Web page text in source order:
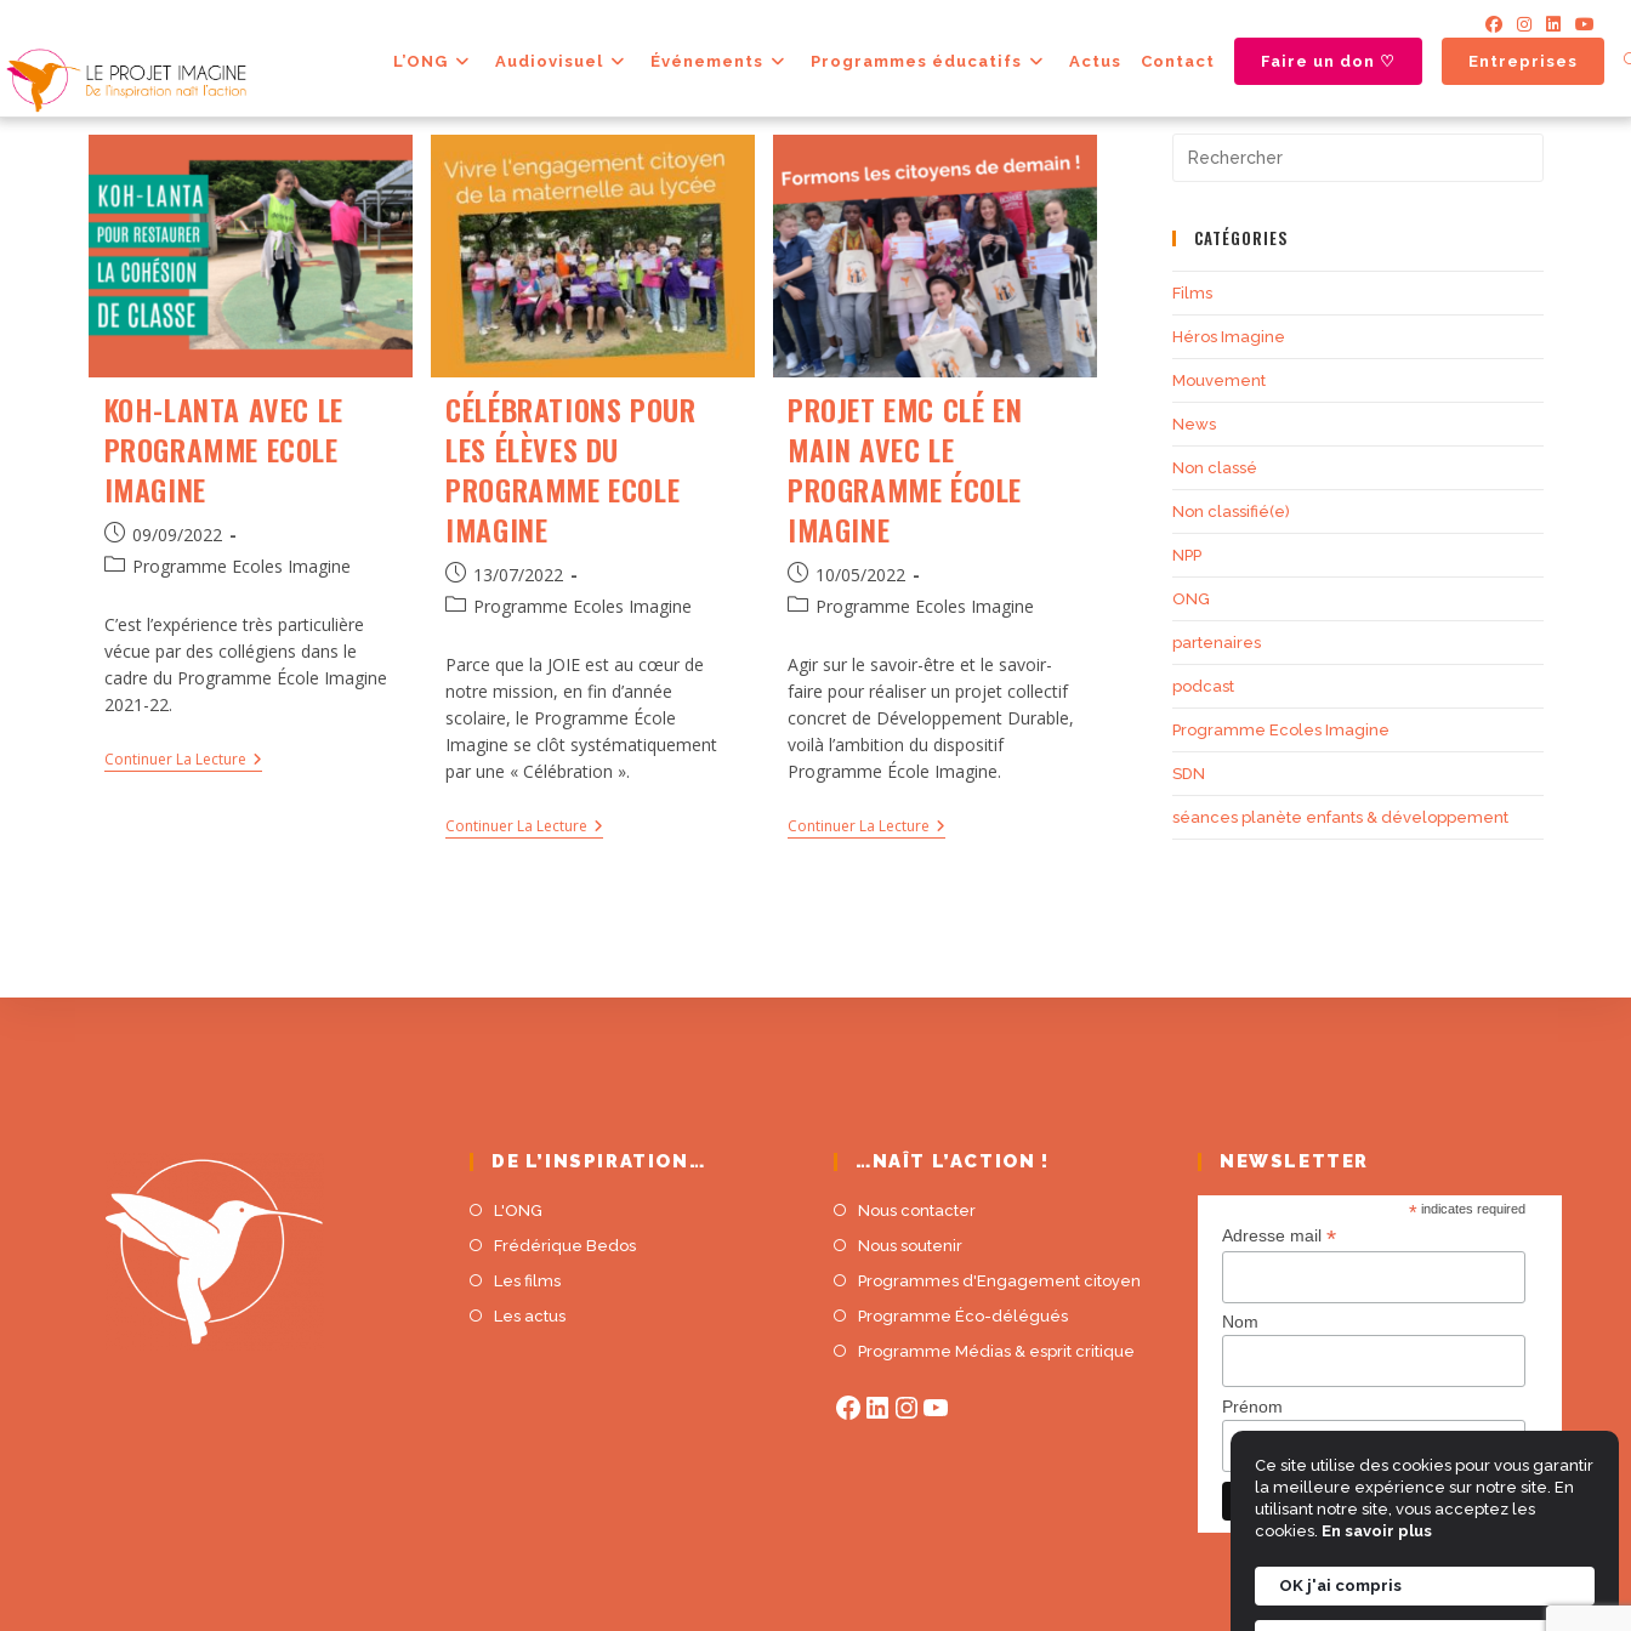
L’ONG Audiovisuel Événements Programmes éducatifs Actus Contact Faire un don ♡ Entreprises
KOH-LANTA AVEC LE
PROGRAMME ECOLE
IMAGINE
09/09/2022
Programme Ecoles Imagine
C’est l’expérience très particulière
vécue par des collégiens dans le
cadre du Programme École Imagine
2021-22.
Continuer La Lecture
CÉLÉBRATIONS POUR
LES ÉLÈVES DU
PROGRAMME ECOLE
IMAGINE
13/07/2022
Programme Ecoles Imagine
Parce que la JOIE est au cœur de
notre mission, en fin d’année
scolaire, le Programme École
Imagine se clôt systématiquement
par une « Célébration ».
Continuer La Lecture
PROJET EMC CLÉ EN
MAIN AVEC LE
PROGRAMME ÉCOLE
IMAGINE
10/05/2022
Programme Ecoles Imagine
Agir sur le savoir-être et le savoir-
faire pour réaliser un projet collectif
concret de Développement Durable,
voilà l’ambition du dispositif
Programme École Imagine.
Continuer La Lecture
CATÉGORIES
Films
Héros Imagine
Mouvement
News
Non classé
Non classifié(e)
NPP
ONG
partenaires
podcast
Programme Ecoles Imagine
SDN
séances planète enfants & développement
Ce site utilise des cookies pour vous garantir
la meilleure expérience sur notre site. En
utilisant notre site, vous acceptez les
cookies. En savoir plus
OK j'ai compris
DE L’INSPIRATION…
L'ONG
Frédérique Bedos
Les films
Les actus
…NAÎT L’ACTION !
Nous contacter
Nous soutenir
Programmes d'Engagement citoyen
Programme Éco-délégués
Programme Médias & esprit critique
NEWSLETTER
*indicates required
Adresse mail *
Nom
Prénom